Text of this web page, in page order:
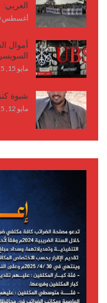
أغسطس 20, 2025
أموال
مايو 15, 2025
شبوة
مايو 12, 2025